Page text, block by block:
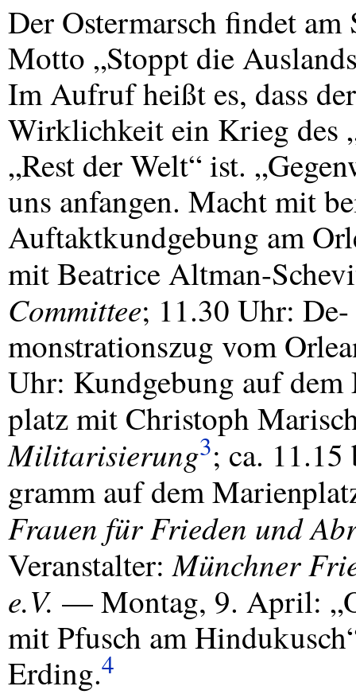
Der Ostermarsch findet
Motto „Stoppt die
Im Aufruf heißt es, dass
Wirklichkeit ein Krieg des
„Rest der Welt“ ist.
uns anfangen. Macht mit
Auftaktkundgebung am
mit Beatrice Altman-
Committee; 11.30 Uhr: De-
monstrationszug vom
Uhr: Kundgebung auf
platz mit Christoph
Militarisierung3; ca.
gramm auf dem
Frauen für Frieden und
Veranstalter:Münchner
e.V. — Montag, 9. April:
mit Pfusch am
Erding.4